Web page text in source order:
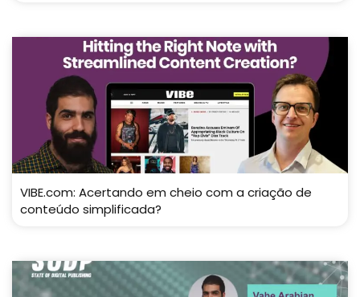
VIBE.com: Acertando em cheio com a criação de
conteúdo simplificada?